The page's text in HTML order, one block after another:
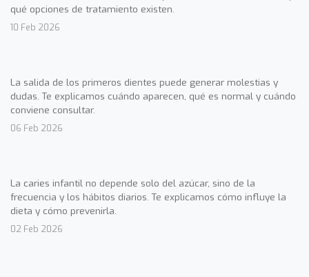
qué opciones de tratamiento existen.
10 Feb 2026
La salida de los primeros dientes puede generar molestias y
dudas. Te explicamos cuándo aparecen, qué es normal y cuándo
conviene consultar.
06 Feb 2026
La caries infantil no depende solo del azúcar, sino de la
frecuencia y los hábitos diarios. Te explicamos cómo influye la
dieta y cómo prevenirla.
02 Feb 2026